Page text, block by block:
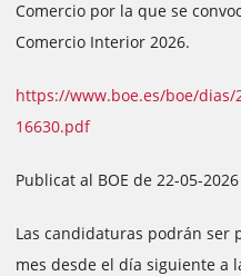
Comercio por la que se
Comercio Interior 2026.
https://www.boe.es/boe/dias/
16630.pdf
Publicat al BOE de 22-05-2026
Las candidaturas podrán ser
mes desde el día siguiente a